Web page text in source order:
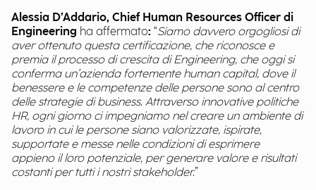
Alessia D’Addario, Chief Human Resources Officer di
Engineering ha affermato: “Siamo davvero orgogliosi di
aver ottenuto questa certificazione, che riconosce e
premia il processo di crescita di Engineering, che oggi si
conferma un’azienda fortemente human capital, dove il
benessere e le competenze delle persone sono al centro
delle strategie di business. Attraverso innovative politiche
HR, ogni giorno ci impegniamo nel creare un ambiente di
lavoro in cui le persone siano valorizzate, ispirate,
supportate e messe nelle condizioni di esprimere
appieno il loro potenziale, per generare valore e risultati
costanti per tutti i nostri stakeholder.”